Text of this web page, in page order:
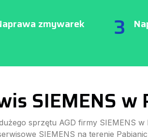
zmywarek 3
SIEMENS w
sprzętu AGD firmy SIEMENS w
SIEMENS na terenie